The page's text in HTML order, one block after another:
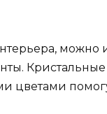
можно
Кристальные
цветами